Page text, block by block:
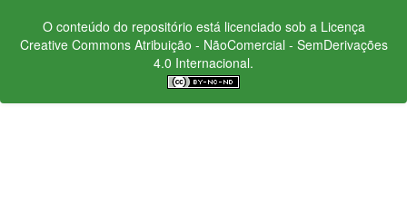
O conteúdo do repositório está licenciado sob a Licença
Creative CommonsAtribuição - NãoComercial - SemDerivações
4.0 Internacional.